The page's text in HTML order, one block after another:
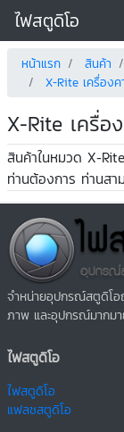
ไฟสตูดิโอ
หน้าแรก สินค้า
X-Rite เครื่องค
X-Rite เครื่อ
สินค้าในหมวด X-
ท่านต้องการ ท่านสา
จำหน่ายอุปกรณ์สตูดิโ
ภาพ และอุปกรณ์มากม
ไฟสตูดิโอ
ไฟสตูดิโอ
แฟลชสตูดิโอ